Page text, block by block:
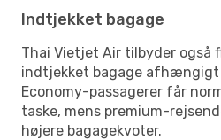
Indtjekket bagage
Thai Vietjet Air tilbyder også
indtjekket bagage afhængigt
Economy-passagerer får
taske, mens premium-
højere bagagekvoter.